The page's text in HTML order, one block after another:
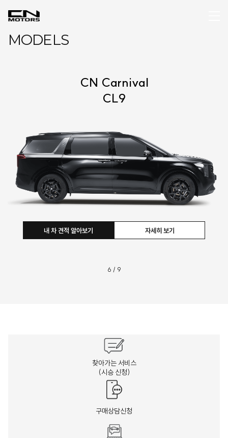
MODELS
CN Carnival
자세히 보기
내 차 견적 알아보기
7 / 9
찾아가는 서비스
(시승 신청)
구매상담신청